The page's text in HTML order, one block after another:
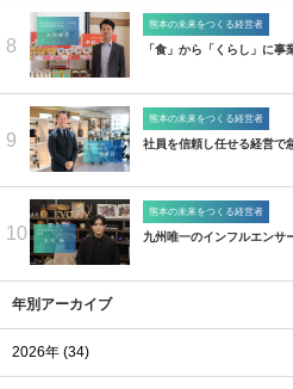
8
熊本の未来をつくる経営者
「食」から「くらし」に
9
熊本の未来をつくる経営者
社員を信頼し任せる経営で
10
熊本の未来をつくる経営者
九州唯一のインフルエンサ
年別アーカイブ
2026年 (34)